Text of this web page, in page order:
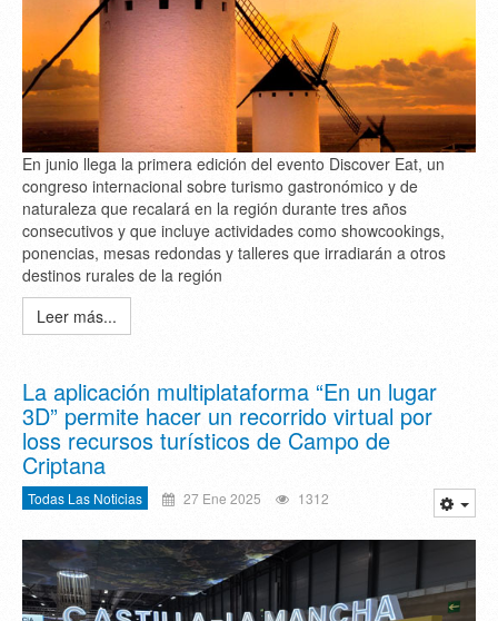
En junio llega la primera edición del evento Discover Eat, un
congreso internacional sobre turismo gastronómico y de
naturaleza que recalará en la región durante tres años
consecutivos y que incluye actividades como showcookings,
ponencias, mesas redondas y talleres que irradiarán a otros
destinos rurales de la región
Leer más...
La aplicación multiplataforma “En un lugar
3D” permite hacer un recorrido virtual por
loss recursos turísticos de Campo de
Criptana
Todas Las Noticias 27 Ene 2025 1312